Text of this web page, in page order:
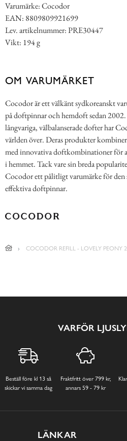
Varumärke: Cocodor
EAN: 8809809921699
Lev. artikelnummer: PRE30447
Vikt: 194 g
OM VARUMÄRKET
Cocodor är ett välkänt sydkoreanskt
på doftpinnar och hemdoft sedan
långvariga, välbalanserade dofter har
världen över. Deras produkter
med innovativa doftkombinationer för
i hemmet. Tack vare sin breda
Cocodor ett pålitligt varumärke för den
effektiva doftpinnar.
COCODOR REFILL - LOVELY PEONY
VARFÖR
Beställ före kl 13 så
skickar vi samma dag
Fraktfritt över 799 kr,
annars 59 - 79 kr
LÄNKAR